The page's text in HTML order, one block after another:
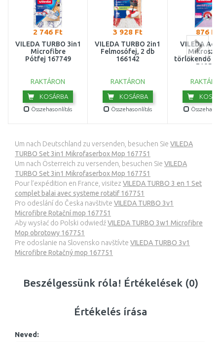
2 746 Ft
VILEDA TURBO 3in1
Microfibre
Pótfej 167749
RAKTÁRON
KOSÁRBA
Összehasonlítás
3 928 Ft
VILEDA TURBO 2in1
Felmosófej, 2 db
166142
RAKTÁRON
KOSÁRBA
Összehasonlítás
876 Ft
VILEDA
törlőkendő
F18572
Um nach Deutschland zu versenden, besuchen Sie VILEDA
TURBO Set 3in1 Mikrofaserbox Mop 167751
Um nach Österreich zu versenden, besuchen Sie VILEDA
TURBO Set 3in1 Mikrofaserbox Mop 167751
Pour l’expédition en France, visitez VILEDA TURBO 3 en 1 Set
complet balai avec systeme rotatif 167751
Pro odeslání do Česka navštivte VILEDA TURBO 3v1
Microfibre Rotační mop 167751
Aby wysłać do Polski odwiedźVILEDA TURBO 3w1 Microfibre
Mop obrotowy 167751
Pre odoslanie na Slovensko navštívte VILEDA TURBO 3v1
Microfibre Rotačný mop 167751
Beszélgessünk róla! Értékelések (0)
Értékelés írása
Neved: